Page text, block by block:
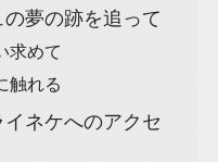
夢の跡を追って
求めて
触れる
ネケへのアクセ